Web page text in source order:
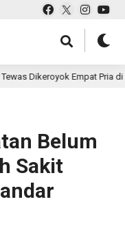
Empat Pria di
Belum
Sakit